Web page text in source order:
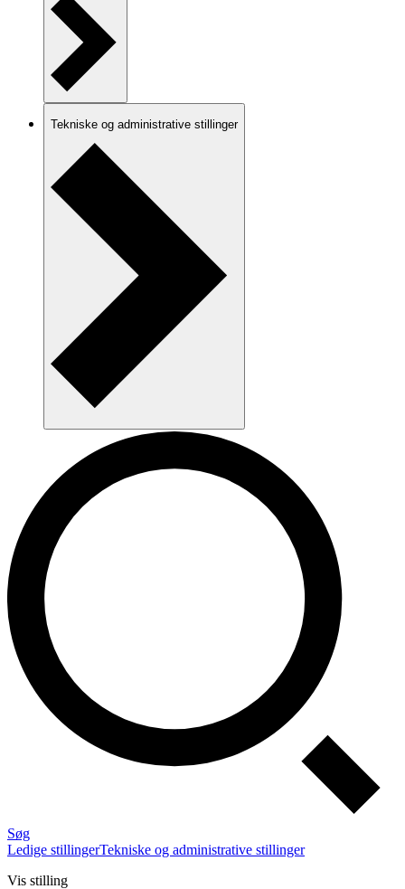
Tekniske og administrative stillinger
AAU som arbejdsplads
Søg
Ledige stillingerTekniske og administrative stillinger
Vis stilling